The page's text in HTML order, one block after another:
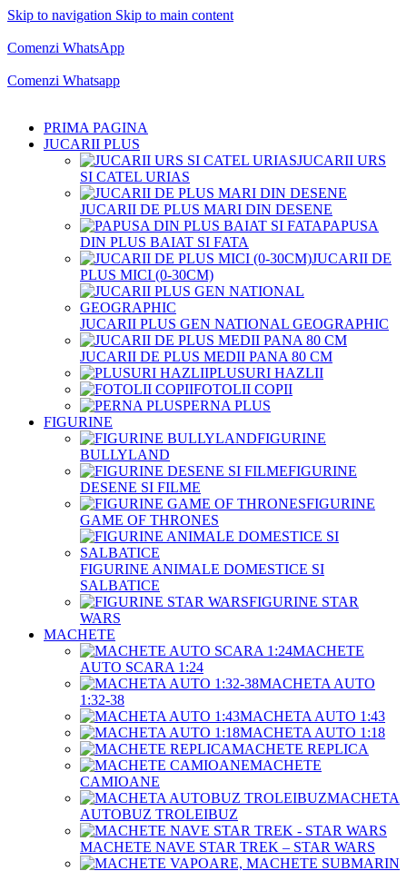
Skip to navigation Skip to main content
Comenzi WhatsApp
Comenzi Whatsapp
PRIMA PAGINA
JUCARII PLUS
JUCARII URS
SI CATEL URIAS
JUCARII DE PLUS MARI DIN DESENE
PAPUSA
DIN PLUS BAIAT SI FATA
JUCARII DE
PLUS MICI (0-30CM)
JUCARII PLUS GEN NATIONAL GEOGRAPHIC
JUCARII DE PLUS MEDII PANA 80 CM
PLUSURI HAZLII
FOTOLII COPII
PERNA PLUS
FIGURINE
FIGURINE
BULLYLAND
FIGURINE
DESENE SI FILME
FIGURINE
GAME OF THRONES
FIGURINE ANIMALE DOMESTICE SI
SALBATICE
FIGURINE STAR
WARS
MACHETE
MACHETE
AUTO SCARA 1:24
MACHETA AUTO
1:32-38
MACHETA AUTO 1:43
MACHETA AUTO 1:18
MACHETE REPLICA
MACHETE
CAMIOANE
MACHETA
AUTOBUZ TROLEIBUZ
MACHETE NAVE STAR TREK – STAR WARS